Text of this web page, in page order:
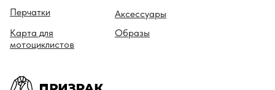
Перчатки
Карта для
мотоциклистов
Образы
Аксессуары